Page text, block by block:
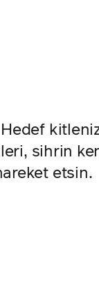
Hedef
sihrin
etsin.